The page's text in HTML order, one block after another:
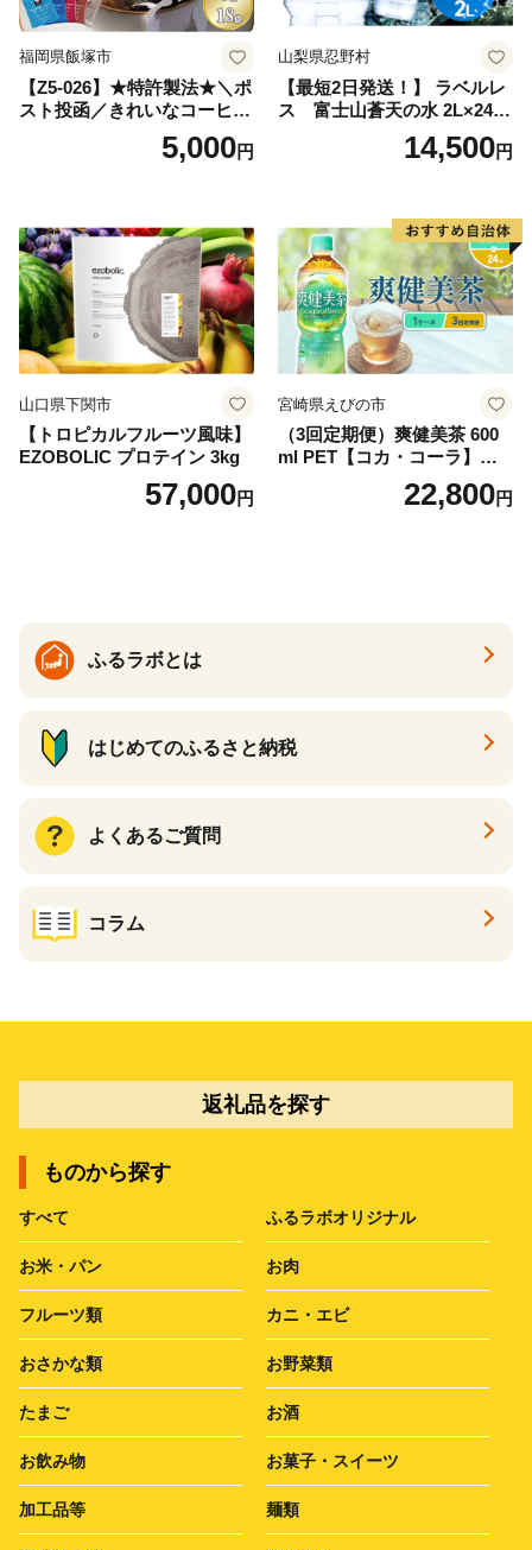
町 送料無料
福岡県飯塚市
【Z5-026】★特許製法★＼ポ
スト投函／きれいなコーヒー
ドリップバッグ9種セット(18
袋)ゆうパケットでお届け！
5,000円
山梨県忍野村
【最短2日発送！】 ラベルレ
ス 富士山蒼天の水 2L×24本
（4ケース）※離島不可 天然
水 ミネラルウォーター 水 ペ
産 シリカ ミネラル 美容 備蓄
防災 長期保存 富士山 山梨県
忍野村
14,500円
山口県下関市
【トロピカルフルーツ風味】
EZOBOLIC プロテイン 3kg
57,000円
宮崎県えびの市
（3回定期便）爽健美茶 600
ml PET【コカ・コーラ】ペ
ットボトル 1ケース(24本) 定
期便 3回(72本) セット お茶
22,800円
ふるラボとは
はじめてのふるさと納税
よくあるご質問
コラム
返礼品を探す
ものから探す
すべて ふるラボオリジナル
お米・パン お肉
フルーツ類 カニ・エビ
おさかな類 お野菜類
たまご お酒
お飲み物 お菓子・スイーツ
加工品等 麺類